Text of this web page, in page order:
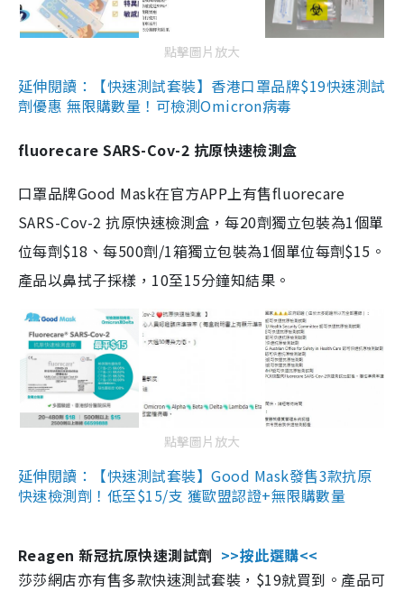
點擊圖片放大
延伸閱讀：【快速測試套裝】香港口罩品牌$19快速測試
劑優惠 無限購數量！可檢測Omicron病毒
fluorecare SARS-Cov-2 抗原快速檢測盒
口罩品牌Good Mask在官方APP上有售fluorecare
SARS-Cov-2 抗原快速檢測盒，每20劑獨立包裝為1個單
位每劑$18、每500劑/1箱獨立包裝為1個單位每劑$15。
產品以鼻拭子採樣，10至15分鐘知結果。
點擊圖片放大
延伸閱讀：【快速測試套裝】Good Mask發售3款抗原
快速檢測劑！低至$15/支 獲歐盟認證+無限購數量
Reagen 新冠抗原快速測試劑 >>按此選購<<
莎莎網店亦有售多款快速測試套裝，$19就買到。產品可